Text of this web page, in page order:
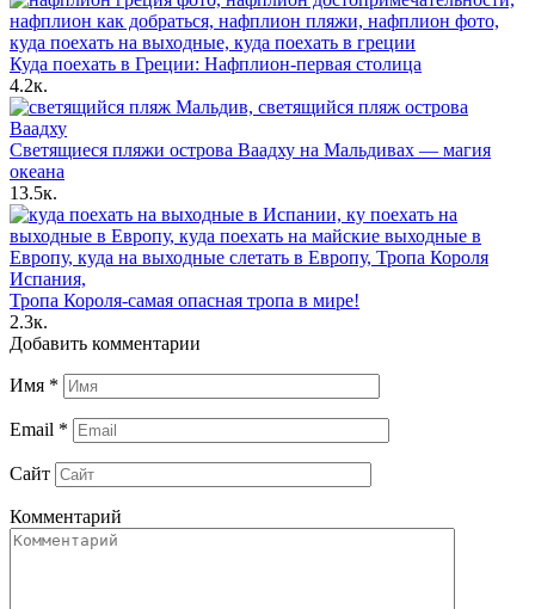
Куда поехать в Греции: Нафплион-первая столица
4.2к.
Светящиеся пляжи острова Ваадху на Мальдивах — магия
океана
13.5к.
Тропа Короля-самая опасная тропа в мире!
2.3к.
Добавить комментарии
Имя *
Email *
Сайт
Комментарий